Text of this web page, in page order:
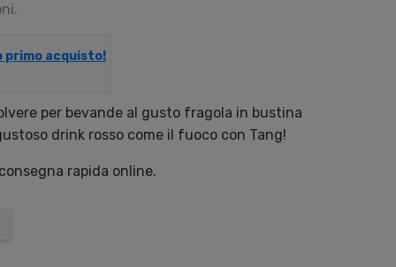
primo acquisto!
per bevande al gusto fragola in bustina
drink rosso come il fuoco con Tang!
rapida online.